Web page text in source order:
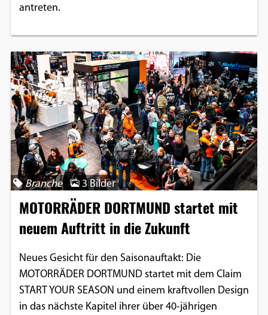
antreten.
Branche 3 Bilder
MOTORRÄDER DORTMUND startet mit
neuem Auftritt in die Zukunft
Neues Gesicht für den Saisonauftakt: Die
MOTORRÄDER DORTMUND startet mit dem Claim
START YOUR SEASON und einem kraftvollen Design
in das nächste Kapitel ihrer über 40-jährigen